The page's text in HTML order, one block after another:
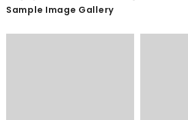
Sample Image Gallery